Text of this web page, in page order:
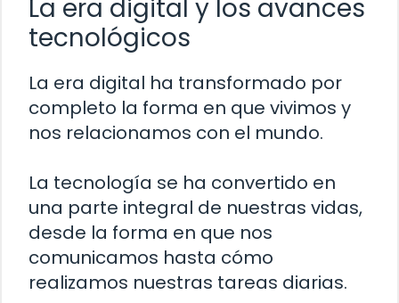
La era digital y los avances
tecnológicos
La era digital ha transformado por
completo la forma en que vivimos y
nos relacionamos con el mundo.
La tecnología se ha convertido en
una parte integral de nuestras vidas,
desde la forma en que nos
comunicamos hasta cómo
realizamos nuestras tareas diarias.